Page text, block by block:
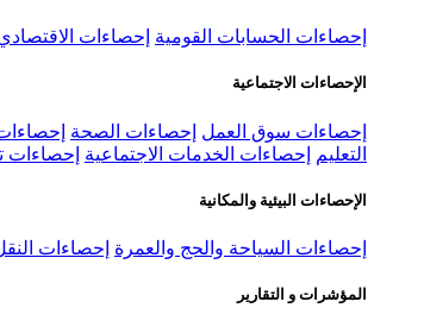
إحصاءات الحسابات القومية إحصاءات
الإحصاءات الاجتماعية
إحصاءات سوق العمل إحصاءات الصحة
التعليم
إحصاءات الخدمات الاجتماعية إحصاءات
الإحصاءات البيئية والمكانية
إحصاءات السياحة والحج والعمرة إحصاءات
المؤشرات و التقارير